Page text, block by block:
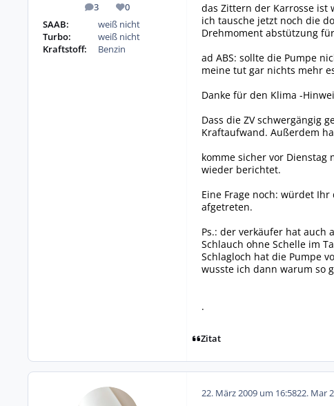
3
Beiträge0
Reputation
SAAB:
weiß nicht
Turbo:
weiß nicht
Kraftstoff:
Benzin
das Zittern der Karrosse ist
ich tausche jetzt noch die
Drehmoment abstützung
ad ABS: sollte die Pumpe
meine tut gar nichts mehr
Danke für den Klima -
Dass die ZV schwergängig
Kraftaufwand. Außerdem
komme sicher vor
wieder berichtet.
Eine Frage noch: würdet
afgetreten.
Ps.: der verkäufer hat auch
Schlauch ohne Schelle im
Schlagloch hat die Pumpe
wusste ich dann warum so
.
Zitat
22. März 2009 um 16:5822. Mar